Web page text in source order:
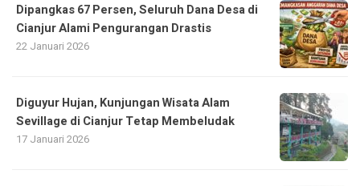
Dipangkas 67 Persen, Seluruh Dana Desa di
Cianjur Alami Pengurangan Drastis
22 Januari 2026
Diguyur Hujan, Kunjungan Wisata Alam
Sevillage di Cianjur Tetap Membeludak
17 Januari 2026